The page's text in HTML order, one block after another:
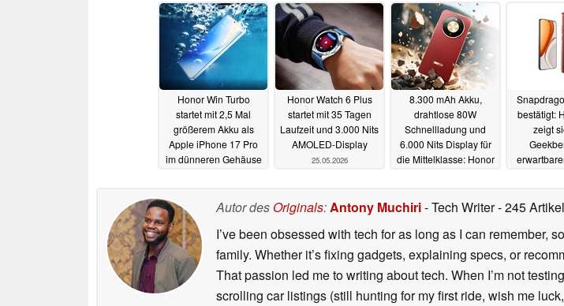
Honor Win Turbo
startet mit 2,5 Mal
größerem Akku als
Apple iPhone 17 Pro
im dünneren Gehäuse
Honor Watch 6 Plus
startet mit 35 Tagen
Laufzeit und 3.000 Nits
AMOLED-Display
25.05.2026
8.300 mAh Akku,
drahtlose 80W
Schnellladung und
6.000 Nits Display für
die Mittelklasse: Honor
bestätigt:
zeigt
Autor des Originals:Antony Muchiri- Tech Writer- 245
I’ve been obsessed with tech for as long as I can remember,
family. Whether it’s fixing gadgets, explaining specs, or
That passion led me to writing about tech. When I’m not
scrolling car listings (still hunting for my first ride, wish me